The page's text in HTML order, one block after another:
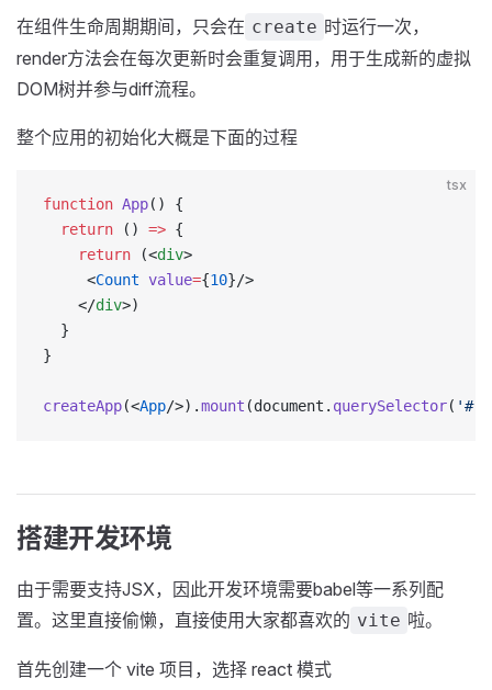
在组件生命周期期间，只会在 create 时运行一次，
render方法会在每次更新时会重复调用，用于生成新的虚拟
DOM树并参与diff流程。
整个应用的初始化大概是下面的过程
tsx
function App() {
  return
() => {
    return
(<div>
     <
Count value={10}/>
    </
div>)
  }
}
createApp(<App/>).mount (document. querySelector(
搭建开发环境
由于需要支持JSX，因此开发环境需要babel等一系列配
置。这里直接偷懒，直接使用大家都喜欢的 vite 啦。
首先创建一个 vite 项目，选择 react 模式